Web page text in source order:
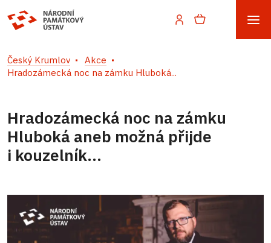
Český Krumlov
Akce
Hradozámecká noc na zámku Hluboká...
Hradozámecká noc na zámku
Hluboká aneb možná přijde
i kouzelník...